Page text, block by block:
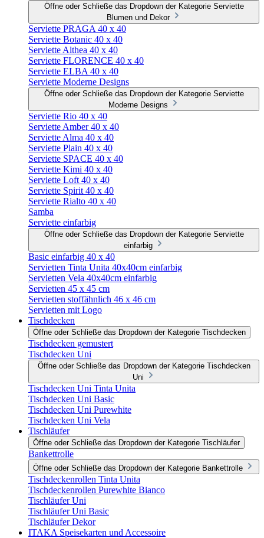
Öffne oder Schließe das Dropdown der Kategorie Serviette
Blumen und Dekor
Serviette PRAGA 40 x 40
Serviette Botanic 40 x 40
Serviette Althea 40 x 40
Serviette FLORENCE 40 x 40
Serviette ELBA 40 x 40
Serviette Moderne Designs
Öffne oder Schließe das Dropdown der Kategorie Serviette
Moderne Designs
Serviette Rio 40 x 40
Serviette Amber 40 x 40
Serviette Alma 40 x 40
Serviette Plain 40 x 40
Serviette SPACE 40 x 40
Serviette Kimi 40 x 40
Serviette Loft 40 x 40
Serviette Spirit 40 x 40
Serviette Rialto 40 x 40
Samba
Serviette einfarbig
Öffne oder Schließe das Dropdown der Kategorie Serviette
einfarbig
Basic einfarbig 40 x 40
Servietten Tinta Unita 40x40cm einfarbig
Servietten Vela 40x40cm einfarbig
Servietten 45 x 45 cm
Servietten stoffähnlich 46 x 46 cm
Servietten mit Logo
Tischdecken
Öffne oder Schließe das Dropdown der Kategorie Tischdecken
Tischdecken gemustert
Tischdecken Uni
Öffne oder Schließe das Dropdown der Kategorie Tischdecken
Uni
Tischdecken Uni Tinta Unita
Tischdecken Uni Basic
Tischdecken Uni Purewhite
Tischdecken Uni Vela
Tischläufer
Öffne oder Schließe das Dropdown der Kategorie Tischläufer
Bankettrolle
Öffne oder Schließe das Dropdown der Kategorie Bankettrolle
Tischdeckenrollen Tinta Unita
Tischdeckenrollen Purewhite Bianco
Tischläufer Uni
Tischläufer Uni Basic
Tischläufer Dekor
ITAKA Speisekarten und Accessoire